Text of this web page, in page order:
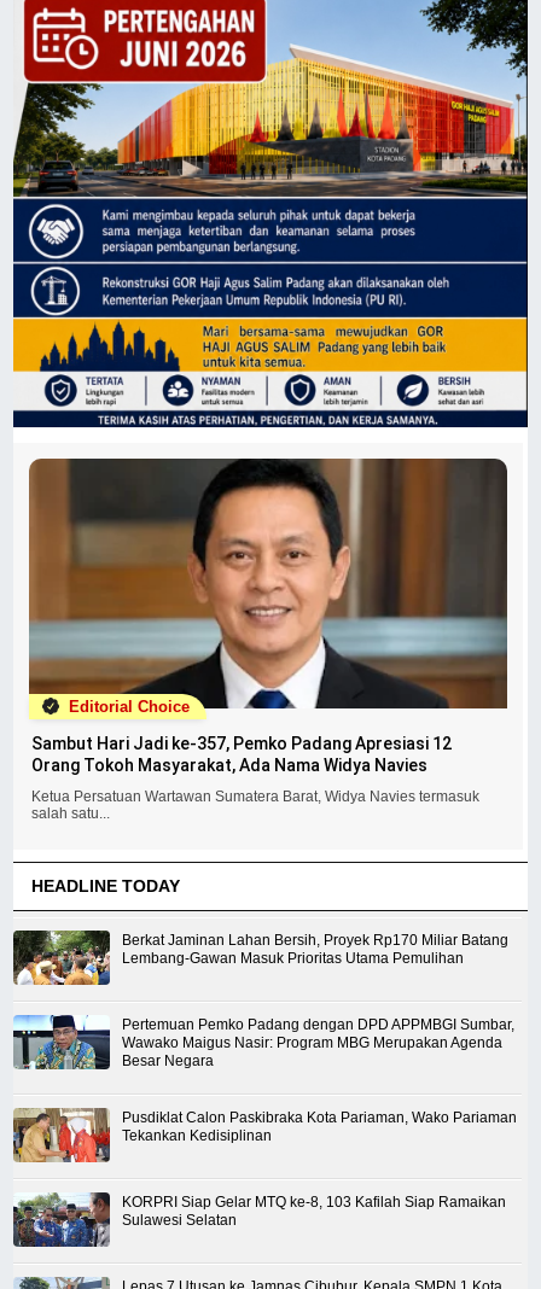
Editorial Choice
Sambut Hari Jadi ke-357, Pemko Padang Apresiasi 12
Orang Tokoh Masyarakat, Ada Nama Widya Navies
Ketua Persatuan Wartawan Sumatera Barat, Widya Navies termasuk
salah satu...
HEADLINE TODAY
Berkat Jaminan Lahan Bersih, Proyek Rp170 Miliar Batang
Lembang-Gawan Masuk Prioritas Utama Pemulihan
Pertemuan Pemko Padang dengan DPD APPMBGI Sumbar,
Wawako Maigus Nasir: Program MBG Merupakan Agenda
Besar Negara
Pusdiklat Calon Paskibraka Kota Pariaman, Wako Pariaman
Tekankan Kedisiplinan
KORPRI Siap Gelar MTQ ke-8, 103 Kafilah Siap Ramaikan
Sulawesi Selatan